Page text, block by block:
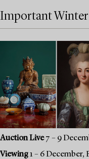
Important Winter
Auction Live7 – 9
Viewing1 – 6 December,